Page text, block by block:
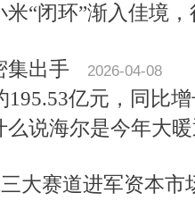
“闭环”渐入佳境
集出手 2026-04-08
亿元，同比
说海尔是今年大
大赛道进军资本市